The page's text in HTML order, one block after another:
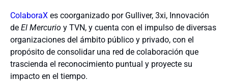
ColaboraX es coorganizado por Gulliver, 3xi, Innovación
de El Mercurio y TVN, y cuenta con el impulso de diversas
organizaciones del ámbito público y privado, con el
propósito de consolidar una red de colaboración que
trascienda el reconocimiento puntual y proyecte su
impacto en el tiempo.